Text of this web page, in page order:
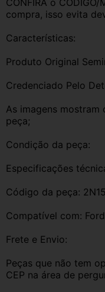
CONFIRA o
compra, isso evita
Características:
Produto Original
Credenciado Pelo
As imagens mostram
peça;
Condição da peça:
Especificações
Código da peça:
Compatível com:
Frete e Envio:
Peças que não tem
CEP na área de